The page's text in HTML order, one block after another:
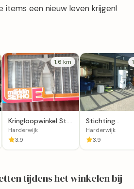
items een nieuw leven krijgen!
1,6 km
Kringloopwinkel St.
Woord en Daad in
Harderwijk
Harderwijk
3,9
Stichting
Harderwijk
Harderwijk
3,9
tijdens het winkelen bij